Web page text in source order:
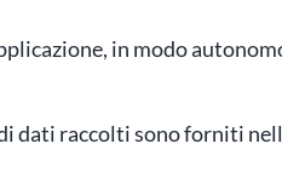
in modo
dati raccolti sono forniti